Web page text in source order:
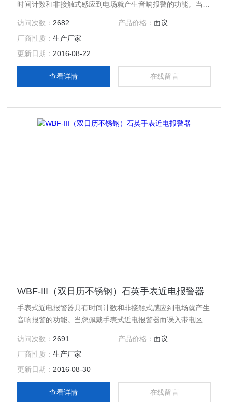
时间计数和非接触式感应到电场就产生音响报警的功能。当您
近电报警器能及时发出连续的音响报警信号，提醒作业人员注
意危险，防止由于错觉和失误造成的触电伤亡事故。经过电
力、铁路、油田、化工、煤矿等部门多年使用，证明具有保证
人身安全的作用，产生了良好的经济效应。
访问次数： 2682 产品价格： 面议
厂商性质：生产厂家
更新日期： 2016-08-22
查看详情 在线留言
WBF-III（双日历不锈钢）石英手表近电报警器
手表式近电报警器具有时间计数和非接触式感应到电场就产生
音响报警的功能。当您佩戴手表式近电报警器而误入带电区和
信号，提醒作业人员注意危险，防止由于错觉和失误造成的触
电伤亡事故。经过电力、铁路、油田、化工、煤矿等部门多年
使用，证明具有保证人身安全的作用，产生了良好的经济效
应。
访问次数： 2691 产品价格： 面议
厂商性质：生产厂家
更新日期： 2016-08-30
查看详情 在线留言